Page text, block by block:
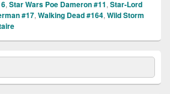
, Star Wars Poe Dameron #11, Star-Lord
#17, Walking Dead #164, Wild Storm